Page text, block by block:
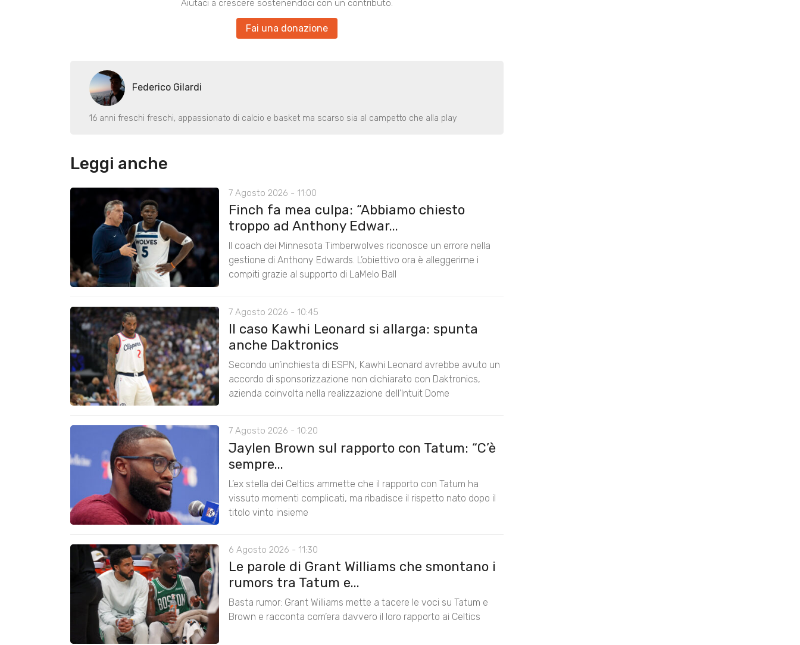
Aiutaci a crescere sostenendoci con un contributo.
Fai una donazione
Federico Gilardi
16 anni freschi freschi, appassionato di calcio e basket ma scarso sia al campetto che alla play
Leggi anche
7 Agosto 2026 - 11:00
Finch fa mea culpa: “Abbiamo chiesto
troppo ad Anthony Edwar...
Il coach dei Minnesota Timberwolves riconosce un errore nella
gestione di Anthony Edwards. L’obiettivo ora è alleggerirne i
compiti grazie al supporto di LaMelo Ball
7 Agosto 2026 - 10:45
Il caso Kawhi Leonard si allarga: spunta
anche Daktronics
Secondo un’inchiesta di ESPN, Kawhi Leonard avrebbe avuto un
accordo di sponsorizzazione non dichiarato con Daktronics,
azienda coinvolta nella realizzazione dell’Intuit Dome
7 Agosto 2026 - 10:20
Jaylen Brown sul rapporto con Tatum: “C’è
sempre...
L’ex stella dei Celtics ammette che il rapporto con Tatum ha
vissuto momenti complicati, ma ribadisce il rispetto nato dopo il
titolo vinto insieme
6 Agosto 2026 - 11:30
Le parole di Grant Williams che smontano i
rumors tra Tatum e...
Basta rumor: Grant Williams mette a tacere le voci su Tatum e
Brown e racconta com’era davvero il loro rapporto ai Celtics